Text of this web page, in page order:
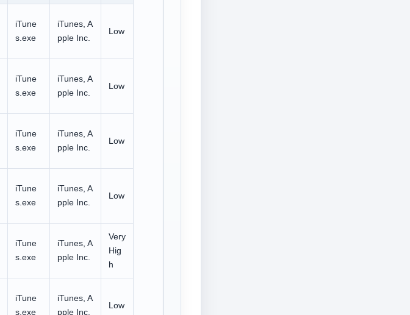
iTune
s.exe
iTunes, A
pple Inc.
Low
iTune
s.exe
iTunes, A
pple Inc.
Low
iTune
s.exe
iTunes, A
pple Inc.
Low
iTune
s.exe
iTunes, A
pple Inc.
Low
iTune
s.exe
iTunes, A
pple Inc.
Very
Hig
h
iTune
s.exe
iTunes, A
pple Inc.
Low